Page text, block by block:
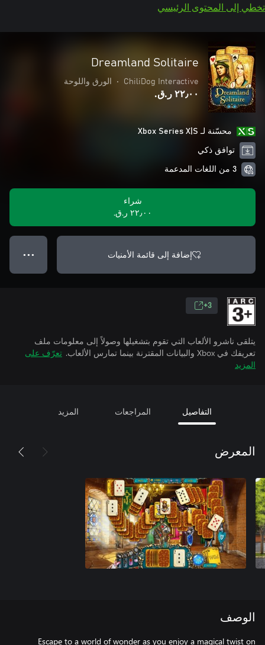
تخطي إلى المحتوى الرئيسي
Dreamland Solitaire
ChiliDog Interactive
• الورق واللوحة
٢٢٫٠٠ ر.ق.‏
محسّنة لـ Xbox Series X|S
توافق ذكي
3 من اللغات المدعمة
شراء
٢٢٫٠٠ ر.ق.‏
إضافة إلى قائمة الأمنيات ● ● ●
3+
يتلقى ناشرو الألعاب التي تقوم بتشغيلها وصولاً إلى معلومات ملف
تعريفك في Xbox والبيانات المقترنة بينما تمارس الألعاب.
تعرّف على
المزيد
التفاصيل المراجعات المزيد
المعرض
الوصف
Escape to a world of wonder as you enjoy a magical twist on